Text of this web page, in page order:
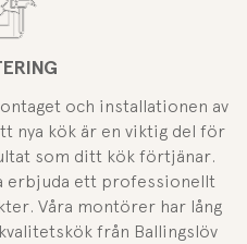
och installationen av
nya kök är en viktig del för
som ditt kök förtjänar.
erbjuda ett professionellt
Våra montörer har lång
från Ballingslöv